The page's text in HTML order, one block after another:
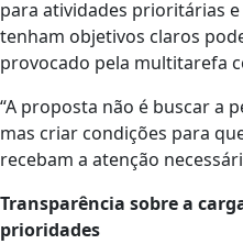
para atividades prioritárias
tenham objetivos claros
provocado pela multitarefa
“A proposta não é buscar a
mas criar condições para
recebam a atenção
Transparência sobre a
prioridades